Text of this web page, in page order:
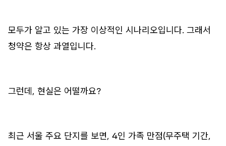
모두가 알고 있는 가장 이상적인 시나리오입니다. 그래서
청약은 항상 과열입니다.
그런데, 현실은 어떨까요?
최근 서울 주요 단지를 보면, 4인 가족 만점(무주택 기간,